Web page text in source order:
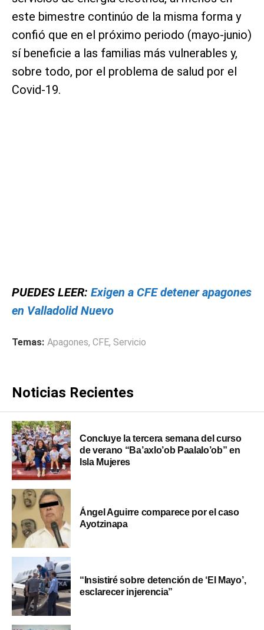
este bimestre continúo de la misma forma y
confió que en el próximo periodo (mayo-junio)
sí beneficie a las familias más vulnerables y,
sobre todo, por el problema de salud por el
Covid-19.
PUEDES LEER: Exigen a CFE detener apagones
en Valladolid Nuevo
Temas: Apagones, CFE, Servicio
Noticias Recientes
Concluye la tercera semana del curso
de verano “Ba’axlo’ob Paalalo’ob” en
Isla Mujeres
Ángel Aguirre comparece por el caso
Ayotzinapa
“Insistiré sobre detención de ‘El Mayo’,
esclarecer injerencia”